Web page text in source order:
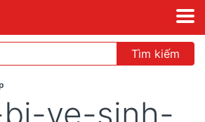
Tìm kiếm
ve-sinh-